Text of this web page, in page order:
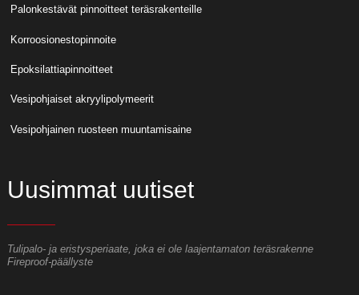
Palonkestävät pinnoitteet teräsrakenteille
Korroosionestopinnoite
Epoksilattiapinnoitteet
Vesipohjaiset akryylipolymeerit
Vesipohjainen ruosteen muuntamisaine
Uusimmat uutiset
Tulipalo- ja eristysperiaate, joka ei ole laajentamaton teräsrakenne
Fireproof-päällyste